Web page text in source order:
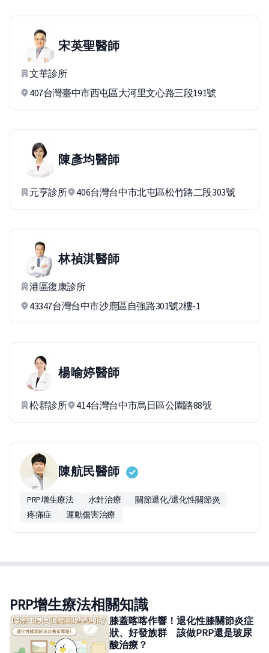
宋英聖醫師
文華診所
407台灣臺中市西屯區大河里文心路三段191號
陳彥均醫師
元亨診所 406台灣台中市北屯區松竹路二段303號
林禎淇醫師
港區復康診所
43347台灣台中市沙鹿區自強路301號2樓-1
楊喻婷醫師
松群診所 414台灣台中市烏日區公園路88號
陳航民醫師
PRP增生療法 水針治療
關節退化/退化性關節炎
疼痛症
運動傷害治療
PRP增生療法相關知識
膝蓋喀喀作響！退化性膝關節炎症
狀、好發族群 該做PRP還是玻尿
酸治療？